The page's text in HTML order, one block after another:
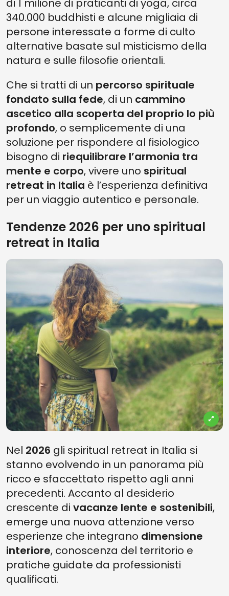
di 1 milione di praticanti di yoga, circa
340.000 buddhisti e alcune migliaia di
persone interessate a forme di culto
alternative basate sul misticismo della
natura e sulle filosofie orientali.
Che si tratti di un percorso spirituale
fondato sulla fede, di un cammino
ascetico alla scoperta del proprio Io più
profondo, o semplicemente di una
soluzione per rispondere al fisiologico
bisogno di riequilibrare l’armonia tra
mente e corpo, vivere uno spiritual
retreat in Italia è l’esperienza definitiva
per un viaggio autentico e personale.
Tendenze 2026 per uno spiritual
retreat in Italia
Nel 2026 gli spiritual retreat in Italia si
stanno evolvendo in un panorama più
ricco e sfaccettato rispetto agli anni
precedenti. Accanto al desiderio
crescente di vacanze lente e sostenibili,
emerge una nuova attenzione verso
esperienze che integrano dimensione
interiore, conoscenza del territorio e
pratiche guidate da professionisti
qualificati.